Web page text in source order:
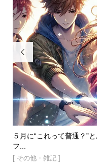

て普通？”と感じたときに